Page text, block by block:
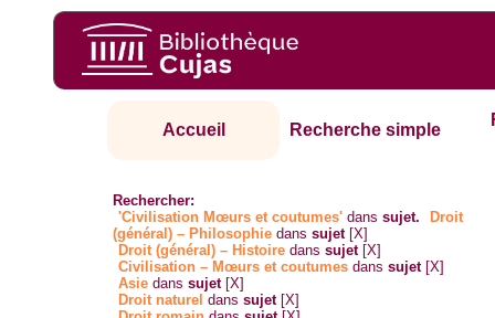
Accueil Recherche simple
Rechercher:
'Civilisation Mœurs et coutumes' danssujet.
Droit
(général) – Philosophie danssujet [X]
Droit (général) – Histoire danssujet [X]
Civilisation – Mœurs et coutumes danssujet [X]
Asie danssujet [X]
Droit naturel danssujet [X]